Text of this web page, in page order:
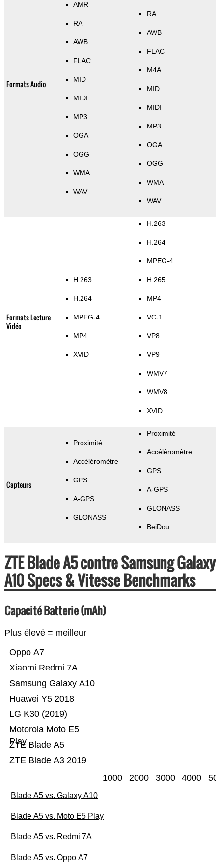
Formats Audio
AMR
RA
AWB
FLAC
MID
MIDI
MP3
OGA
OGG
WMA
WAV
RA
AWB
FLAC
M4A
MID
MIDI
MP3
OGA
OGG
WMA
WAV
Formats Lecture
Vidéo
H.263
H.264
MPEG-4
MP4
XVID
H.263
H.264
MPEG-4
H.265
MP4
VC-1
VP8
VP9
WMV7
WMV8
XVID
Capteurs
Proximité
Accéléromètre
GPS
A-GPS
GLONASS
Proximité
Accéléromètre
GPS
A-GPS
GLONASS
BeiDou
ZTE Blade A5 contre Samsung Galaxy
A10 Specs & Vitesse Benchmarks
Capacité Batterie (mAh)
Plus élevé = meilleur
ZTE Blade A3 2019
ZTE Blade A5
Motorola Moto E5
Play
LG K30 (2019)
Huawei Y5 2018
Samsung Galaxy A10
Xiaomi Redmi 7A
Oppo A7
1000 2000 3000 4000
Blade A5 vs. Galaxy A10
Blade A5 vs. Moto E5 Play
Blade A5 vs. Redmi 7A
Blade A5 vs. Oppo A7